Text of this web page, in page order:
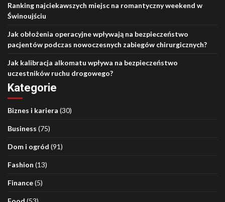
Ranking najciekawszych miejsc na romantyczny weekend w
Świnoujściu
Jak obłożenia operacyjne wpływają na bezpieczeństwo
pacjentów podczas nowoczesnych zabiegów chirurgicznych?
Jak kalibracja alkomatu wpływa na bezpieczeństwo
uczestników ruchu drogowego?
Kategorie
Biznes i kariera (30)
Business (75)
Dom i ogród (91)
Fashion (13)
Finance(5)